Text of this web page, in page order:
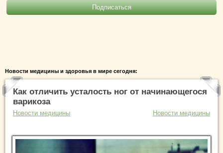
Новости медицины и здоровья в мире сегодня:
Как отличить усталость ног от начинающегося
варикоза
Новости медицины Новости медицины